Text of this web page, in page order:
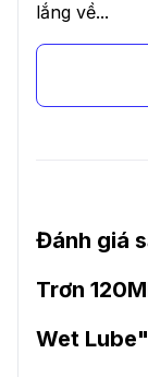
lắng về...
Đánh giá
Trơn
Wet Lube"